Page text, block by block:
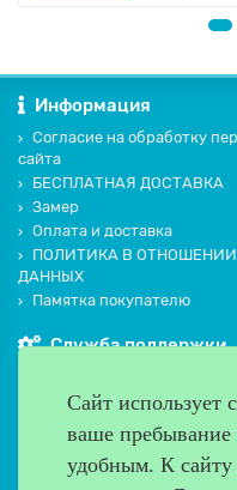
Информация
Согласие на обработку
сайта
БЕСПЛАТНАЯ ДОСТАВКА
Замер
Оплата и доставка
ПОЛИТИКА В
ДАННЫХ
Памятка покупателю
Служба поддержки
Производители
Дополнительно
Наш адрес
Сайт использует
ваше
удобным. К cайту